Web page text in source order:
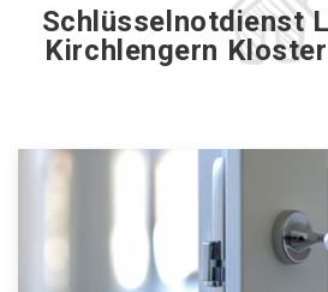
Schlüsselnotdienst
Kirchlengern